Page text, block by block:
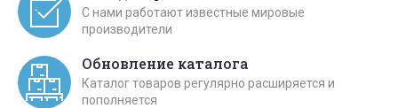
С нами работают известные мировые
производители
Обновление каталога
Каталог товаров регулярно расширяется и
пополняется